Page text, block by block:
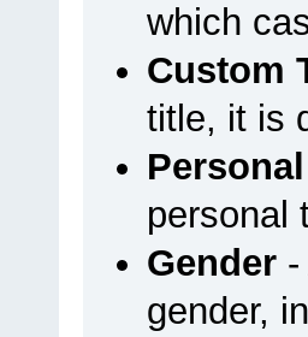
which
Custom
title, it is
personal
Gender-
gender,